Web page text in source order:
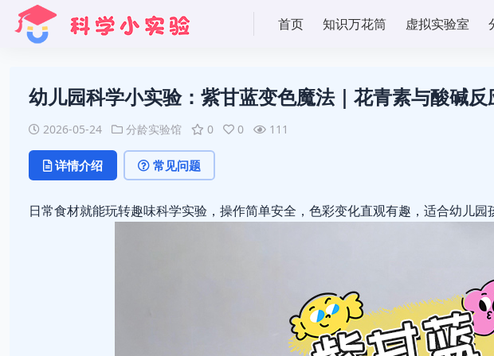
首页 知识万花筒 虚拟实验室
幼儿园科学小实验：紫甘蓝变色魔法｜花青素与酸碱
2026-05-24 分龄实验馆 0 0 111
详情介绍 常见问题
日常食材就能玩转趣味科学实验，操作简单安全，色彩变化直观有趣，适合幼儿园